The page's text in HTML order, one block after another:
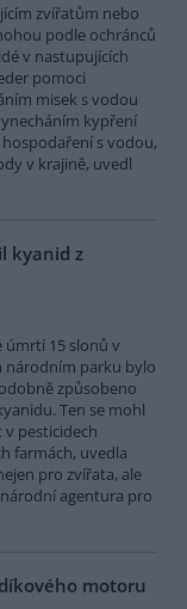
zvířatům nebo
podle ochránců
v nastupujících
pomoci
misek s vodou
kypření
s vodou,
v krajině, uvedl
kyanid z
úmrtí 15 slonů v
národním parku bylo
způsobeno
Ten se mohl
v pesticidech
farmách, uvedla
pro zvířata, ale
agentura pro
motoru